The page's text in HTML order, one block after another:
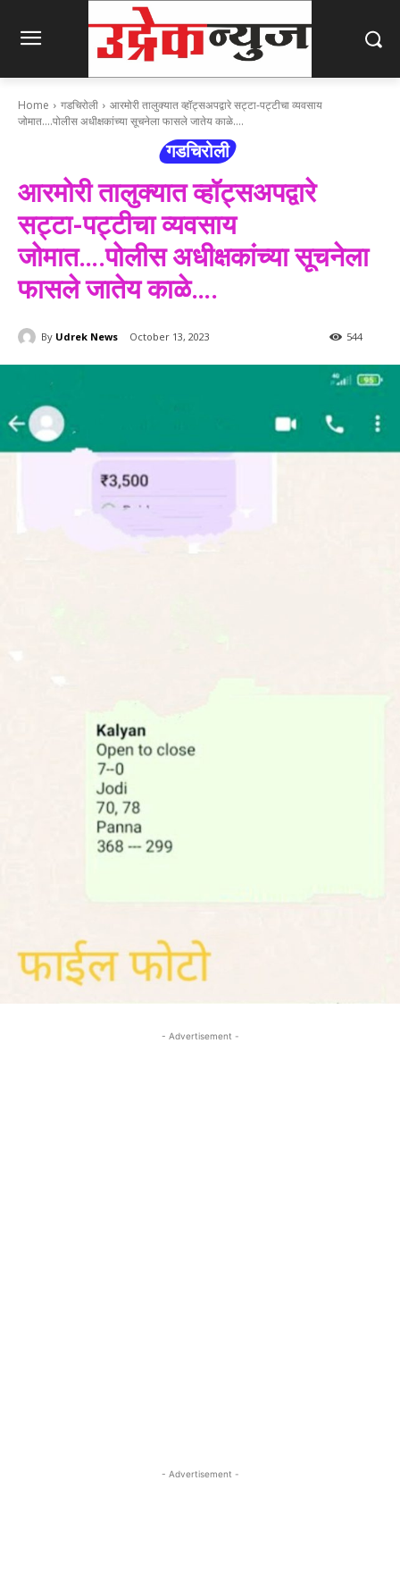
Home गडचिरोली
आरमोरी तालुक्यात व्हॉट्सअपद्वारे सट्टा-पट्टीचा व्यवसाय
जोमात….पोलीस अधीक्षकांच्या सूचनेला फासले जातेय काळे….
गडचिरोली
आरमोरी तालुक्यात व्हॉट्सअपद्वारे
सट्टा-पट्टीचा व्यवसाय
जोमात….पोलीस अधीक्षकांच्या सूचनेला
फासले जातेय काळे….
By Udrek News October 13, 2023 544
- Advertisement -
- Advertisement -